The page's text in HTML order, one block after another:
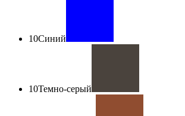
10Синий
10Темно-серый